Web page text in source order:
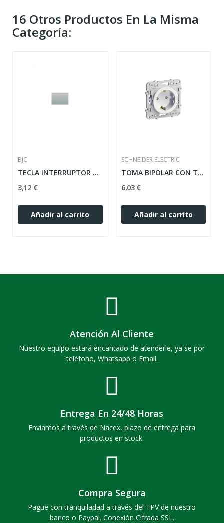
16 Otros Productos En La Misma
Categoría:
BJC
TECLA INTERRUPTOR SERIE CORAL PLATA ref: 21705-PL
3,12 €
Añadir al carrito
SCHNEIDER ELECTRIC
TOMA BIPOLAR CON TT LATERAL ODACE SCHNEIDER...
6,03 €
Añadir al carrito
Atención Al Cliente
Nuestro equipo estará encantado de atenderle, ya se por
teléfono, Whatsapp o Email.
Entrega En 24/48 Horas
Enviamos a través de Nacex, plazo de entrega para
productos en stock.
Compra Segura
Pague con tranquiladad a través del TPV de nuestro
banco o Paypal. Conexión Cifrada SSL.